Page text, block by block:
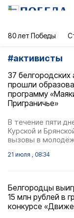
80 лет Победы
#активисты
37 белгородских
прошли
программу
Приграничье»
В течение пяти
Курской и
вызовы в
21 июля , 08:34
Белгородцы
15 млн рублей в
конкурсе